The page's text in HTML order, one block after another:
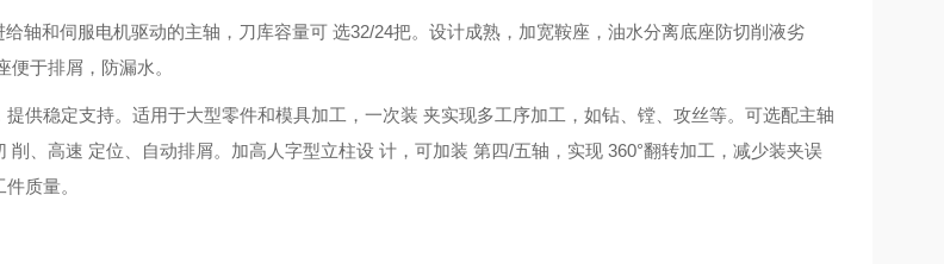
轴和伺服电机驱动的主轴，刀库容量可 选32/24把。设计成熟，加宽鞍座，油水分离底座防切削液劣
于排屑，防漏水。
提供稳定支持。适用于大型零件和模具加工，一次装 夹实现多工序加工，如钻、镗、攻丝等。可选配主轴
削、高速 定位、自动排屑。加高人字型立柱设 计，可加装 第四/五轴，实现 360°翻转加工，减少装夹误
质量。